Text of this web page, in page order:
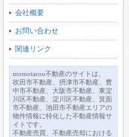
会社概要
お問い合わせ
関連リンク
momotarou不動産のサイトは、
吹田市不動産、摂津市不動産、豊
中市不動産、大阪市不動産、東淀
川区不動産、淀川区不動産、箕面
市不動産、池田市不動産エリアの
物件情報に特化した不動産情報サ
イトです。
不動産売買、不動産売却における